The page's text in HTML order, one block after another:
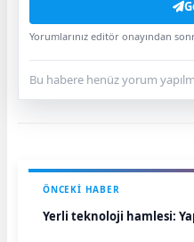
Yorumlarınız editör onayından
Bu habere henüz yorum
ÖNCEKI HABER
Yerli teknoloji hamlesi: